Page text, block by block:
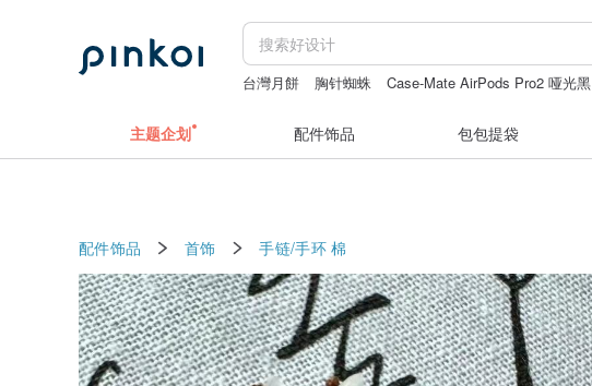
台灣月餅 胸针蜘蛛 Case-Mate AirPods Pro2 哑光黑
主题企划 配件饰品 包包提袋
配件饰品 首饰 手链/手环 棉